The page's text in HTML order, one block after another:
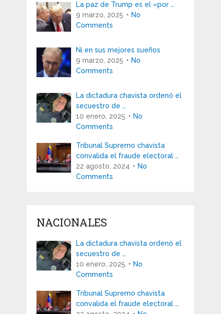
La paz de Trump es el «por …
9 marzo, 2025
No
Comments
Ni en sus mejores sueños
9 marzo, 2025
No
Comments
La dictadura chavista ordenó el
secuestro de …
10 enero, 2025
No
Comments
Tribunal Supremo chavista
convalida el fraude electoral …
22 agosto, 2024
No
Comments
NACIONALES
La dictadura chavista ordenó el
secuestro de …
10 enero, 2025
No
Comments
Tribunal Supremo chavista
convalida el fraude electoral …